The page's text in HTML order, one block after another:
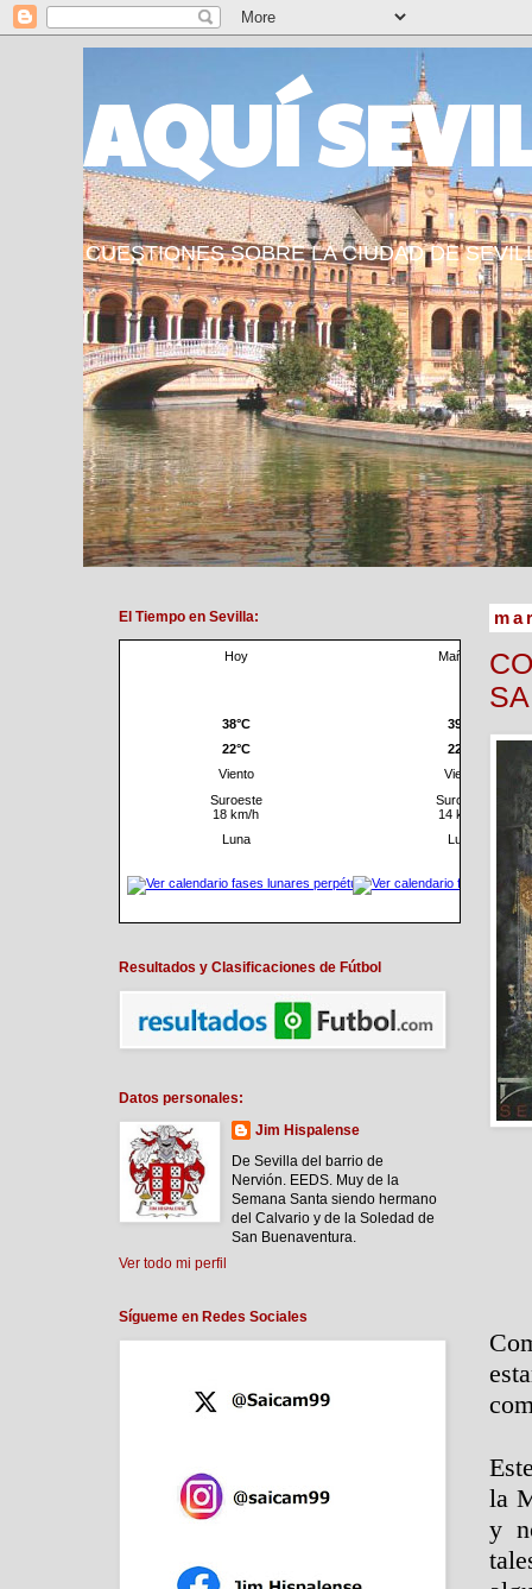
AQUÍ
CUESTIONES SOBRE LA CIUDAD DE
la
y
El Tiempo en Sevilla:
Resultados y Clasificaciones de Fútbol
Datos personales:
Jim Hispalense
De Sevilla del barrio de
Nervión. EEDS. Muy de la
Semana Santa siendo hermano
del Calvario y de la Soledad de
San Buenaventura.
Ver todo mi perfil
Sígueme en Redes Sociales